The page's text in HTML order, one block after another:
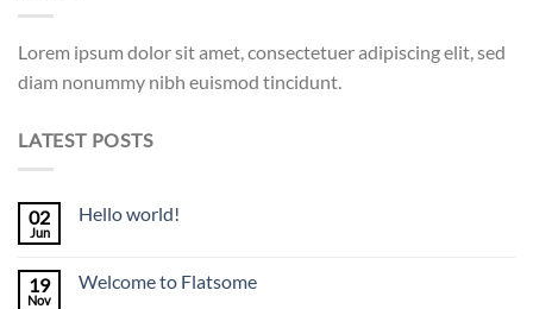
Lorem ipsum dolor sit amet, consectetuer adipiscing elit, sed
diam nonummy nibh euismod tincidunt.
LATEST POSTS
02
Jun
Hello world!
19
Nov
Welcome to Flatsome